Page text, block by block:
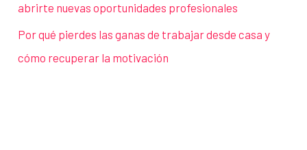
abrirte nuevas oportunidades profesionales
Por qué pierdes las ganas de trabajar desde casa y
cómo recuperar la motivación